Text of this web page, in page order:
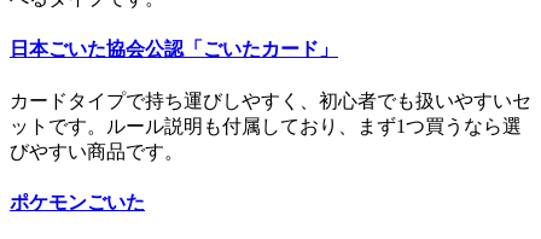
日本ごいた協会公認「ごいたカード」
カードタイプで持ち運びしやすく、初心者でも扱いやすいセ
ットです。ルール説明も付属しており、まず1つ買うなら選
びやすい商品です。
ポケモンごいた